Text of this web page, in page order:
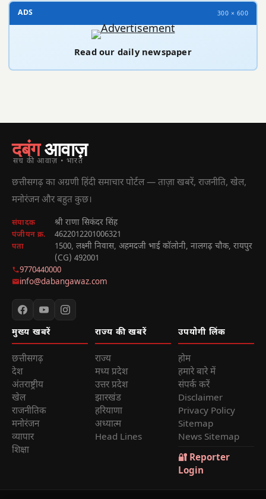
ADS 300 × 600
Read our daily newspaper
दबंगआवाज़
सच की आवाज़ • भारत
छत्तीसगढ़ का अग्रणी हिंदी समाचार पोर्टल — ताज़ा खबरें, राजनीति, खेल,
मनोरंजन और बहुत कुछ।
संपादक श्री राणा सिकंदर सिंह
पंजीयन क्र. 4622012201006321
पता
1500, लक्ष्मी निवास, अहमदजी भाई कॉलोनी, नालगढ़ चौक, रायपुर
(CG) 492001
9770440000
info@dabangawaz.com
मुख्य खबरें
छत्तीसगढ़
देश
अंतराष्ट्रीय
खेल
राजनीतिक
मनोरंजन
व्यापार
शिक्षा
राज्य की खबरें
राज्य
मध्य प्रदेश
उत्तर प्रदेश
झारखंड
हरियाणा
अध्यात्म
Head Lines
उपयोगी लिंक
होम
हमारे बारे में
संपर्क करें
Disclaimer
Privacy Policy
Sitemap
News Sitemap
🔐 Reporter
Login